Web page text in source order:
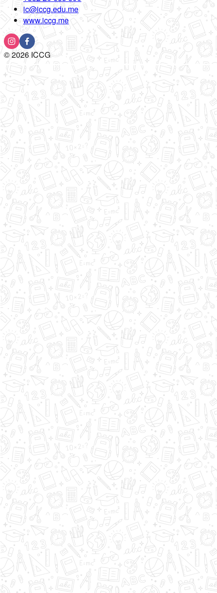
ic@iccg.edu.me
www.iccg.me
©2026ICCG